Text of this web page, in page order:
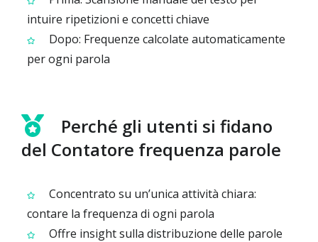
intuire ripetizioni e concetti chiave
Dopo: Frequenze calcolate automaticamente
per ogni parola
Perché gli utenti si fidano
del Contatore frequenza parole
Concentrato su un’unica attività chiara:
contare la frequenza di ogni parola
Offre insight sulla distribuzione delle parole